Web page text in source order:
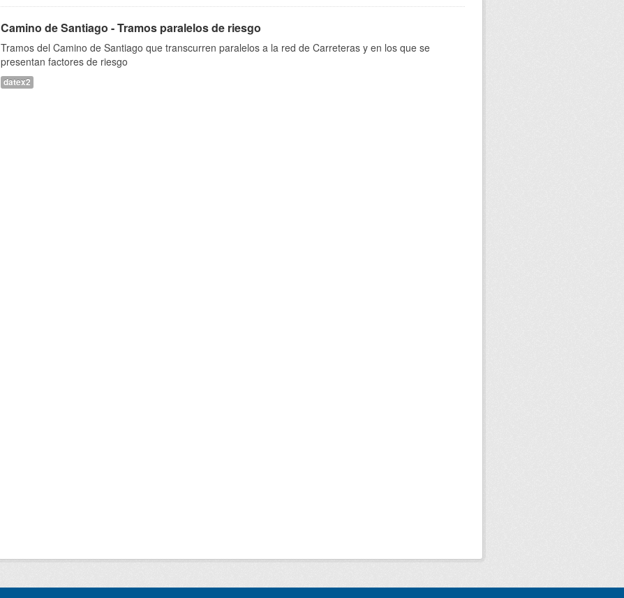
Camino de Santiago - Tramos paralelos de riesgo
Tramos del Camino de Santiago que transcurren paralelos a la red de Carreteras y en los que se
presentan factores de riesgo
datex2